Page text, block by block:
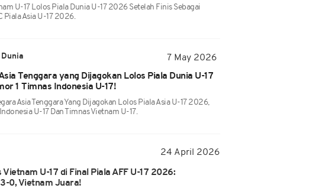
U-17 Lolos Piala Dunia U-17 2026 Setelah Finis Sebagai
Piala Asia U-17 2026.
7 May 2026
Tenggara yang Dijagokan Lolos Piala Dunia U-17
1 Timnas Indonesia U-17!
Asia Tenggara Yang Dijagokan Lolos Piala Asia U-17 2026,
U-17 Dan Timnas Vietnam U-17.
24 April 2026
U-17 di Final Piala AFF U-17 2026:
0, Vietnam Juara!